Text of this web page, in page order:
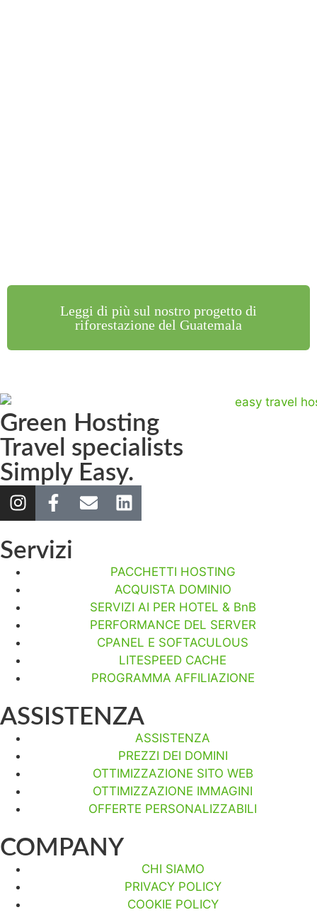
Leggi di più sul nostro progetto di
riforestazione del Guatemala
Green Hosting
Travel specialists
Simply Easy.
Servizi
PACCHETTI HOSTING
ACQUISTA DOMINIO
SERVIZI AI PER HOTEL & BnB
PERFORMANCE DEL SERVER
CPANEL E SOFTACULOUS
LITESPEED CACHE
PROGRAMMA AFFILIAZIONE
ASSISTENZA
ASSISTENZA
PREZZI DEI DOMINI
OTTIMIZZAZIONE SITO WEB
OTTIMIZZAZIONE IMMAGINI
OFFERTE PERSONALIZZABILI
COMPANY
CHI SIAMO
PRIVACY POLICY
COOKIE POLICY